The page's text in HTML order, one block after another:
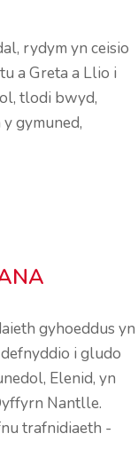
rydym yn ceisio
a Greta a Llio i
tlodi bwyd,
gymuned,
gyhoeddus yn
i gludo
Elenid, yn
Nantlle.
trafnidiaeth -